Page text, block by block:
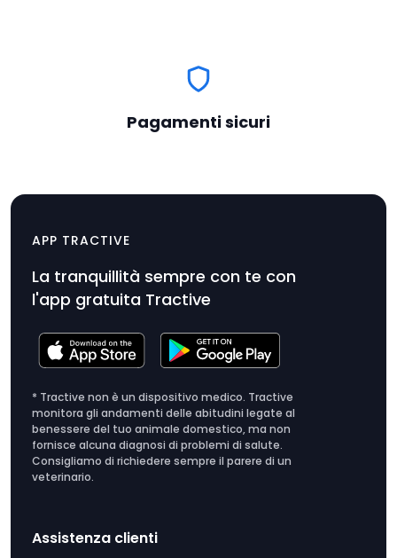
Pagamenti sicuri
Prezzo
dell'articolo
$9.99
APP TRACTIVE
La tranquillità sempre con te con
l'app gratuita Tractive
* Tractive non è un dispositivo medico. Tractive
monitora gli andamenti delle abitudini legate al
benessere del tuo animale domestico, ma non
fornisce alcuna diagnosi di problemi di salute.
Consigliamo di richiedere sempre il parere di un
veterinario.
Assistenza clienti